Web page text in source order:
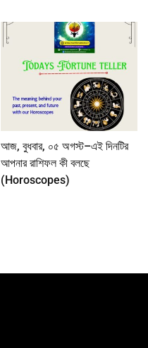
আজ, বুধবার, ০৫ অগস্ট–এই দিনটির
আপনার রাশিফল কী বলছে
(Horoscopes)